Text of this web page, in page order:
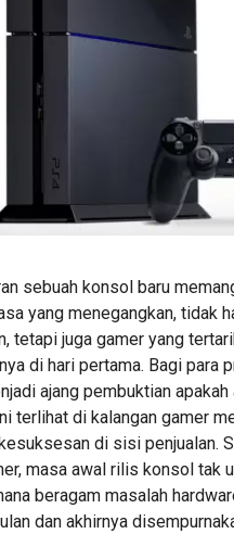
sebuah konsol baru
yang menegangkan, tidak
tetapi juga gamer yang
di hari pertama. Bagi para
ajang pembuktian apakah
terlihat di kalangan gamer
di sisi penjualan.
masa awal rilis konsol tak
beragam masalah
dan akhirnya